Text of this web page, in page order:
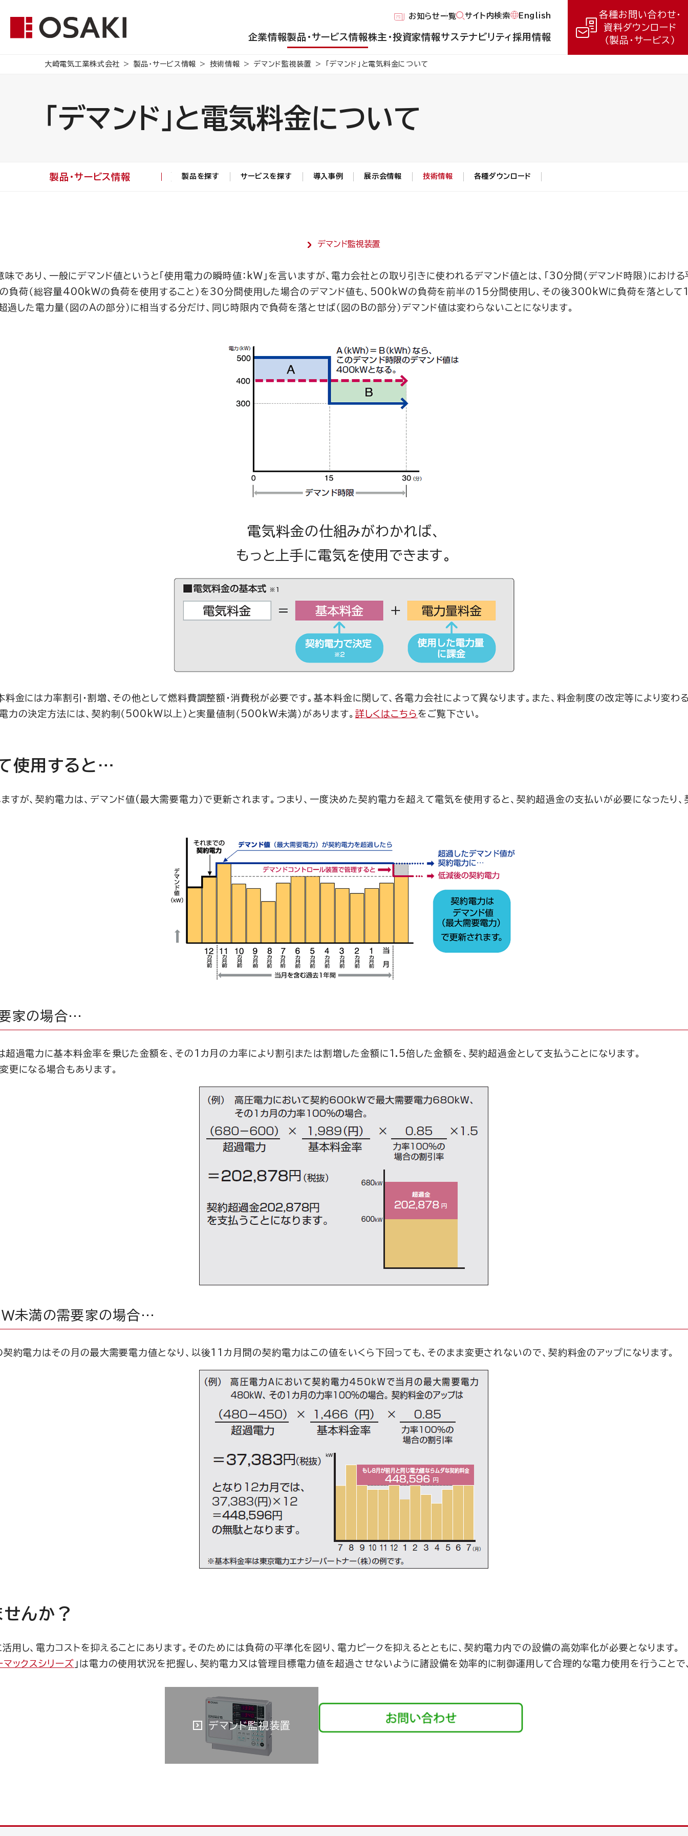
お知らせ一覧 サイト内検索 English
企業情報製品・サービス情報株主・投資家情報サステナビリティ採用情報
各種お問い合わせ・
資料ダウンロード
（製品・サービス）
大崎電気工業株式会社 製品・サービス情報 技術情報 デマンド監視装置 「デマンド」と電気料金について
「デマンド」と電気料金について
製品・サービス情報 製品を探す サービスを探す 導入事例 展示会情報 技術情報 各種ダウンロード
デマンド監視装置
味であり、一般にデマンド値というと「使用電力の瞬時値：kW」を言いますが、電力会社との取り引きに使われるデマンド値とは、「30分間（デマンド時限）におけ
負荷（総容量400kWの負荷を使用すること）を30分間使用した場合のデマンド値も、500kWの負荷を前半の15分間使用し、その後300kWに負荷を落とし
した電力量（図のAの部分）に相当する分だけ、同じ時限内で負荷を落とせば（図のBの部分）デマンド値は変わらないことになります。
電気料金の仕組みがわかれば、
もっと上手に電気を使用できます。
料金には力率割引・割増、その他として燃料費調整額・消費税が必要です。基本料金に関して、各電力会社によって異なります。また、料金制度の改定等により変わ
力の決定方法には、契約制（500kW以上）と実量値制（500kW未満）があります。 詳しくはこちら をご覧下さい。
使用すると…
すが、契約電力は、デマンド値(最大需要電力）で更新されます。つまり、一度決めた契約電力を超えて電気を使用すると、契約超過金の支払いが必要になったり、
家の場合…
超過電力に基本料金率を乗じた金額を、その1カ月の力率により割引または割増した金額に1.5倍した金額を、契約超過金として支払うことになります。
更になる場合もあります。
未満の需要家の場合…
契約電力はその月の最大需要電力値となり、以後11カ月間の契約電力はこの値をいくら下回っても、そのまま変更されないので、契約料金のアップになります。
んか？
し、電力コストを抑えることにあります。そのためには負荷の平準化を図り、電力ピークを抑えるとともに、契約電力内での設備の高効率化が必要となります。
ックスシリーズ 」は電力の使用状況を把握し、契約電力又は管理目標電力値を超過させないように諸設備を効率的に制御運用して合理的な電力使用を行うことで
デマンド監視装置